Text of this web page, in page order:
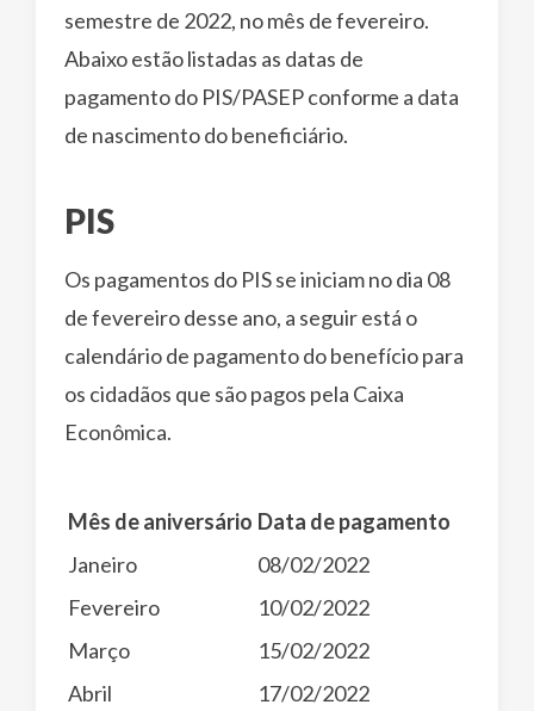
semestre de 2022, no mês de fevereiro.
Abaixo estão listadas as datas de
pagamento do PIS/PASEP conforme a data
de nascimento do beneficiário.
PIS
Os pagamentos do PIS se iniciam no dia 08
de fevereiro desse ano, a seguir está o
calendário de pagamento do benefício para
os cidadãos que são pagos pela Caixa
Econômica.
Mês de aniversário Data de pagamento
Janeiro
08/02/2022
Fevereiro
10/02/2022
Março
15/02/2022
Abril
17/02/2022